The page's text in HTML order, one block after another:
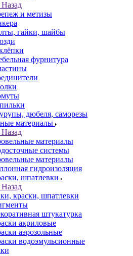
Назад
и метизы
гайки, шайбы
фурнитура
дюбеля, саморезы
материалы
Назад
материалы
системы
материалы
гидроизоляция
шпатлевки
Назад
краски, шпатлевки
штукатурка
акриловые
аэрозольные
водоэмульсионные